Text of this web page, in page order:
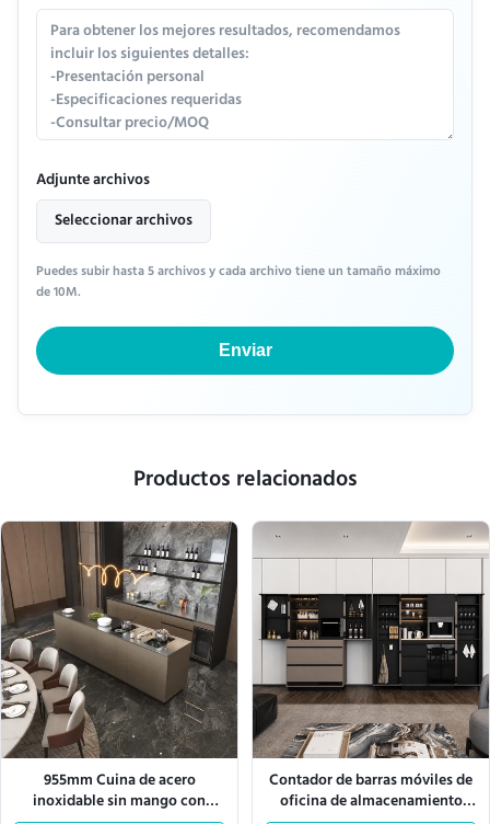
Adjunte archivos
Seleccionar archivos
Puedes subir hasta 5 archivos y cada archivo tiene un tamaño máximo
de 10M.
Enviar
Productos relacionados
955mm Cuina de acero
inoxidable sin mango con
Contador de barras móviles de
oficina de almacenamiento